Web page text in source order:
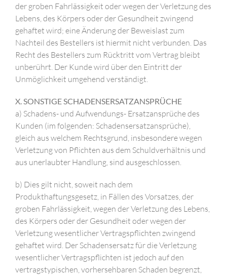
der groben Fahrlässigkeit oder wegen der Verletzung des
Lebens, des Körpers oder der Gesundheit zwingend
gehaftet wird; eine Änderung der Beweislast zum
Nachteil des Bestellers ist hiermit nicht verbunden. Das
Recht des Bestellers zum Rücktritt vom Vertrag bleibt
unberührt. Der Kunde wird über den Eintritt der
Unmöglichkeit umgehend verständigt.
X. SONSTIGE SCHADENSERSATZANSPRÜCHE
a) Schadens- und Aufwendungs- Ersatzansprüche des
Kunden (im folgenden: Schadensersatzansprüche),
gleich aus welchem Rechtsgrund, insbesondere wegen
Verletzung von Pflichten aus dem Schuldverhältnis und
aus unerlaubter Handlung, sind ausgeschlossen.
b) Dies gilt nicht, soweit nach dem
Produkthaftungsgesetz, in Fällen des Vorsatzes, der
groben Fahrlässigkeit, wegen der Verletzung des Lebens,
des Körpers oder der Gesundheit oder wegen der
Verletzung wesentlicher Vertragspflichten zwingend
gehaftet wird. Der Schadensersatz für die Verletzung
wesentlicher Vertragspflichten ist jedoch auf den
vertragstypischen, vorhersehbaren Schaden begrenzt,